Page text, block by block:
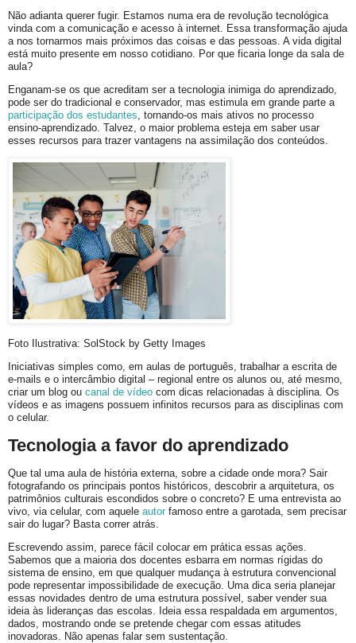
Não adianta querer fugir. Estamos numa era de revolução tecnológica
vinda com a comunicação e acesso à internet. Essa transformação ajuda
a nos tornarmos mais próximos das coisas e das pessoas. A vida digital
está muito presente em nosso cotidiano. Por que ficaria longe da sala de
aula?
Enganam-se os que acreditam ser a tecnologia inimiga do aprendizado,
pode ser do tradicional e conservador, mas estimula em grande parte a
participação dos estudantes , tornando-os mais ativos no processo
ensino-aprendizado. Talvez, o maior problema esteja em saber usar
esses recursos para trazer vantagens na assimilação dos conteúdos.
Foto Ilustrativa: SolStock by Getty Images
Iniciativas simples como, em aulas de português, trabalhar a escrita de
e-mails e o intercâmbio digital – regional entre os alunos ou, até mesmo,
criar um blog ou canal de vídeo com dicas relacionadas à disciplina. Os
vídeos e as imagens possuem infinitos recursos para as disciplinas com
o celular.
Tecnologia a favor do aprendizado
Que tal uma aula de história externa, sobre a cidade onde mora? Sair
fotografando os principais pontos históricos, descobrir a arquitetura, os
patrimônios culturais escondidos sobre o concreto? E uma entrevista ao
vivo, via celular, com aquele autor famoso entre a garotada, sem precisar
sair do lugar? Basta correr atrás.
Escrevendo assim, parece fácil colocar em prática essas ações.
Sabemos que a maioria dos docentes esbarra em normas rígidas do
sistema de ensino, em que qualquer mudança à estrutura convencional
pode representar impossibilidade de execução. Uma dica seria planejar
essas novidades dentro de uma estrutura possível, saber vender sua
ideia às lideranças das escolas. Ideia essa respaldada em argumentos,
dados, mostrando onde se pretende chegar com essas atitudes
inovadoras. Não apenas falar sem sustentação.